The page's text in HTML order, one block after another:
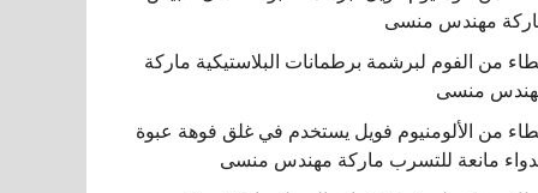
مهندس منسى
من الفوم لبرشمة برطمانات البلاستيكية ماركة
منسى
من الألومنيوم فويل يستخدم في غلق فوهة عبوة
مانعة للتسرب ماركة مهندس منسى